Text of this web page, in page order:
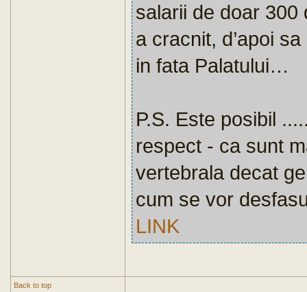
salarii de doar 300
a cracnit, d’apoi
in fata Palatului…
P.S. Este posibil
respect - ca sunt
vertebrala decat
cum se vor
LINK
Back to top